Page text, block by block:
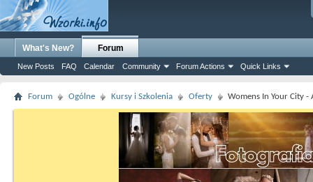
What's New? Forum
New Posts FAQ Calendar Community Forum Actions Quick Links
Forum Ogólne Kursy i Szkolenia Oferty Womens In Your City -